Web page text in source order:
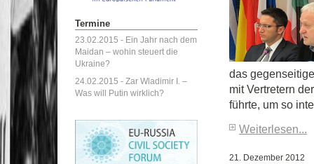
das
mit Vertretern
führte, um so
Weiterlesen...
21. Dezember 2012
Termine
23.02.2015 - Ein Jahr nach dem
Maidan – wohin steuert die
Ukraine?
24.02.2015 - Zar Wladimir I. –
Was will Putin wirklich?